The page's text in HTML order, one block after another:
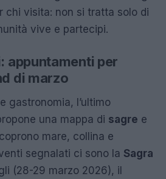
chi visita: non si tratta solo di
vive e partecipi.
appuntamenti per
di marzo
gastronomia, l’ultimo
una mappa di sagre e
mare, collina e
segnalati ci sono la Sagra
(28-29 marzo 2026), il